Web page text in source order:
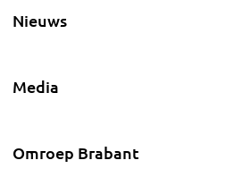
Nieuws
Media
Omroep Brabant